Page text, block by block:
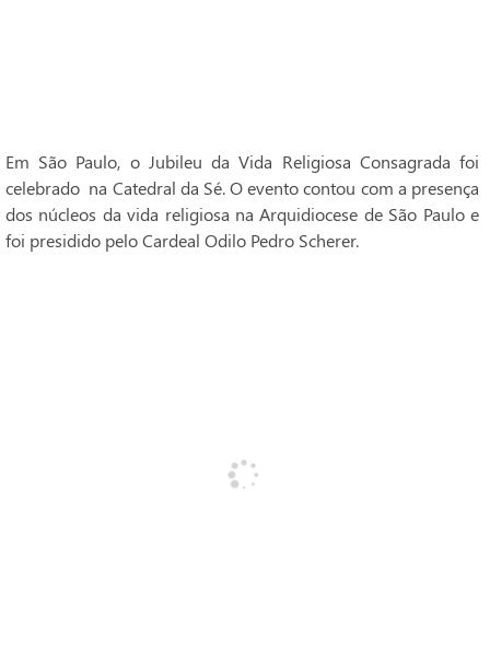
Em São Paulo, o Jubileu da Vida Religiosa Consagrada foi
celebrado na Catedral da Sé. O evento contou com a presença
dos núcleos da vida religiosa na Arquidiocese de São Paulo e
foi presidido pelo Cardeal Odilo Pedro Scherer.